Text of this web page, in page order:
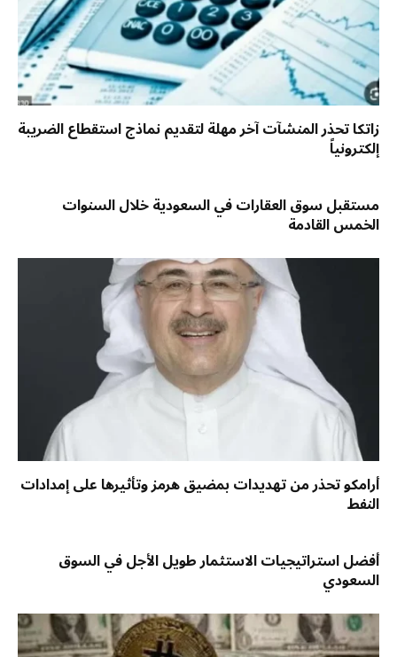
زاتكا تحذر المنشآت آخر مهلة لتقديم نماذج استقطاع الضريبة
إلكترونياً
مستقبل سوق العقارات في السعودية خلال السنوات
الخمس القادمة
أرامكو تحذر من تهديدات بمضيق هرمز وتأثيرها على إمدادات
النفط
أفضل استراتيجيات الاستثمار طويل الأجل في السوق
السعودي